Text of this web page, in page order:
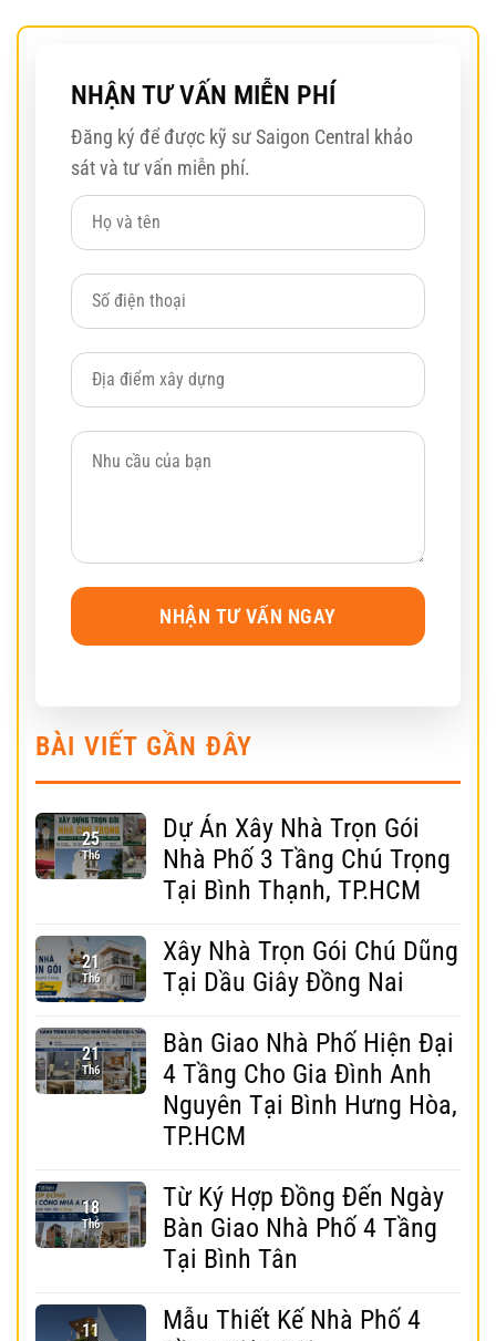
NHẬN TƯ VẤN MIỄN PHÍ
Đăng ký để được kỹ sư Saigon Central khảo
sát và tư vấn miễn phí.
BÀI VIẾT GẦN ĐÂY
25
Th6
Dự Án Xây Nhà Trọn Gói
Nhà Phố 3 Tầng Chú Trọng
Tại Bình Thạnh, TP.HCM
21
Th6
Xây Nhà Trọn Gói Chú Dũng
Tại Dầu Giây Đồng Nai
21
Th6
Bàn Giao Nhà Phố Hiện Đại
4 Tầng Cho Gia Đình Anh
Nguyên Tại Bình Hưng Hòa,
TP.HCM
18
Th6
Từ Ký Hợp Đồng Đến Ngày
Bàn Giao Nhà Phố 4 Tầng
Tại Bình Tân
11
Mẫu Thiết Kế Nhà Phố 4